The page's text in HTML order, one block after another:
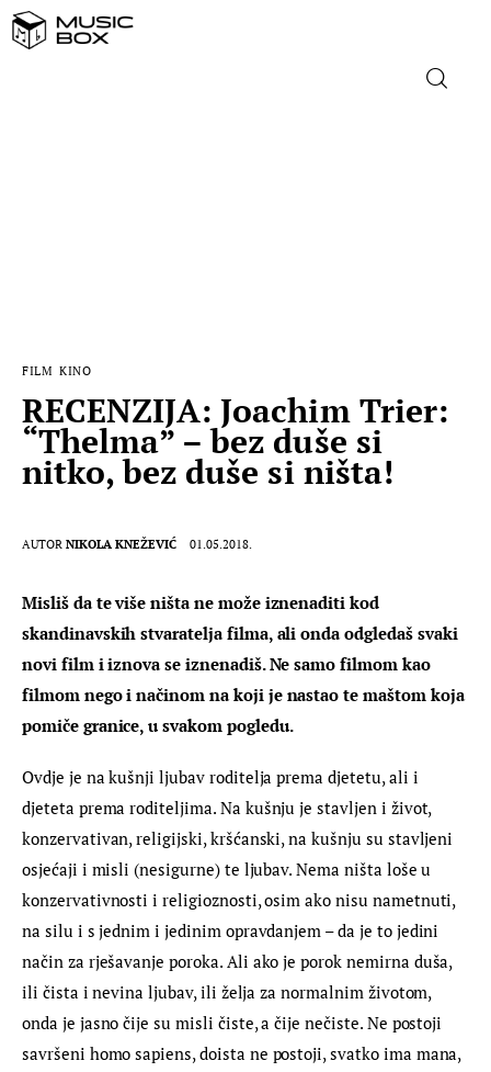
FILM KINO
RECENZIJA: Joachim Trier:
“Thelma” – bez duše si
nitko, bez duše si ništa!
AUTOR NIKOLA KNEŽEVIĆ 01.05.2018.
Misliš da te više ništa ne može iznenaditi kod
skandinavskih stvaratelja filma, ali onda odgledaš svaki
novi film i iznova se iznenadiš. Ne samo filmom kao
filmom nego i načinom na koji je nastao te maštom koja
pomiče granice, u svakom pogledu.
Ovdje je na kušnji ljubav roditelja prema djetetu, ali i
djeteta prema roditeljima. Na kušnju je stavljen i život,
konzervativan, religijski, kršćanski, na kušnju su stavljeni
osjećaji i misli (nesigurne) te ljubav. Nema ništa loše u
konzervativnosti i religioznosti, osim ako nisu nametnuti,
na silu i s jednim i jedinim opravdanjem – da je to jedini
način za rješavanje poroka. Ali ako je porok nemirna duša,
ili čista i nevina ljubav, ili želja za normalnim životom,
onda je jasno čije su misli čiste, a čije nečiste. Ne postoji
savršeni homo sapiens, doista ne postoji, svatko ima mana,